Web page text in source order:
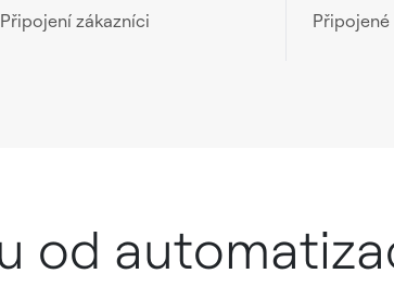
Připojení zákazníci
od